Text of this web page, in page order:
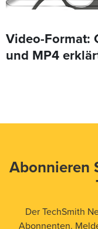
Video-Format:
und MP4
Abonnieren
Der TechSmith
Abonnenten.